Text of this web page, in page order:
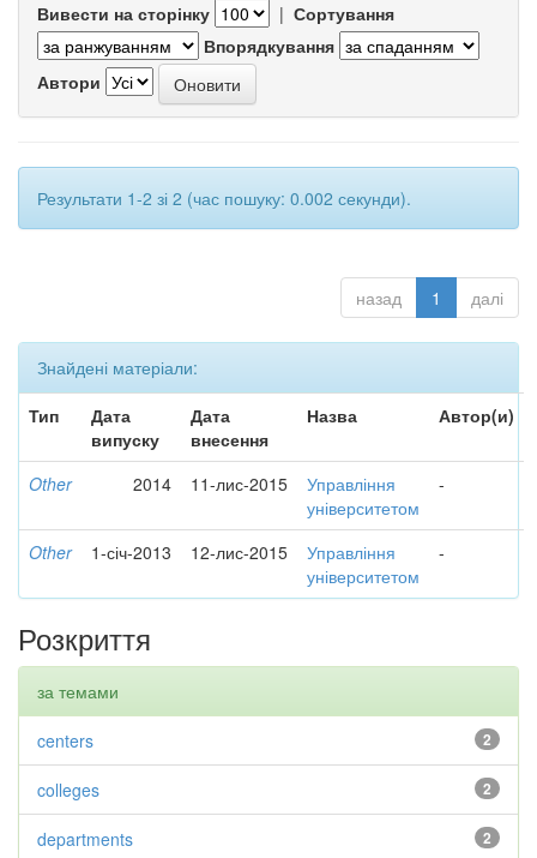
Вивести на сторінку | Сортування
Впорядкування
Автори
Результати 1-2 зі 2 (час пошуку: 0.002 секунди).
назад 1 далі
Знайдені матеріали:
Тип
Дата
випуску
Дата
внесення
Назва Автор(и)
Other 2014 11-лис-2015
Управління
університетом
-
Other 1-січ-2013 12-лис-2015
Управління
університетом
-
Розкриття
за темами
2
centers
2
colleges
2
departments